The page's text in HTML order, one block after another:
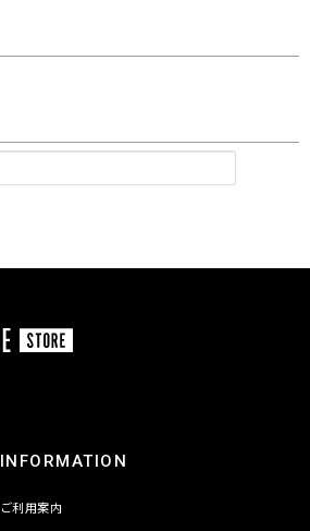
INFORMATION
ご利用案内